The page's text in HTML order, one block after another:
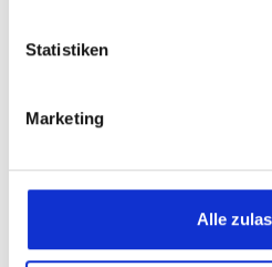
Statistiken
Marketing
Alle